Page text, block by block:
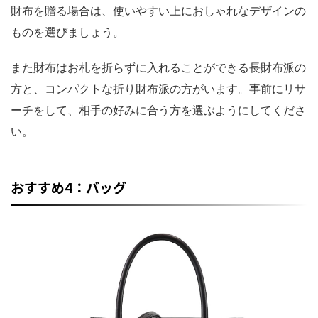
財布を贈る場合は、使いやすい上におしゃれなデザインの
ものを選びましょう。
また財布はお札を折らずに入れることができる長財布派の
方と、コンパクトな折り財布派の方がいます。事前にリサ
ーチをして、相手の好みに合う方を選ぶようにしてくださ
い。
おすすめ4：バッグ